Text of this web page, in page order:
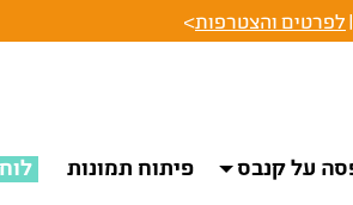
לפרטים והצטרפות>
על קנבס פיתוח תמונות